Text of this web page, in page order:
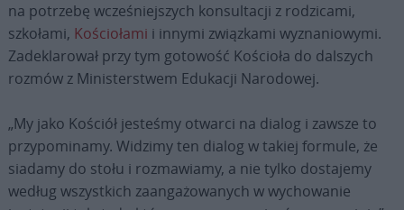
na potrzebę wcześniejszych konsultacji z rodzicami,
szkołami, Kościołami i innymi związkami wyznaniowymi.
Zadeklarował przy tym gotowość Kościoła do dalszych
rozmów z Ministerstwem Edukacji Narodowej.
„My jako Kościół jesteśmy otwarci na dialog i zawsze to
przypominamy. Widzimy ten dialog w takiej formule, że
siadamy do stołu i rozmawiamy, a nie tylko dostajemy
według wszystkich zaangażowanych w wychowanie